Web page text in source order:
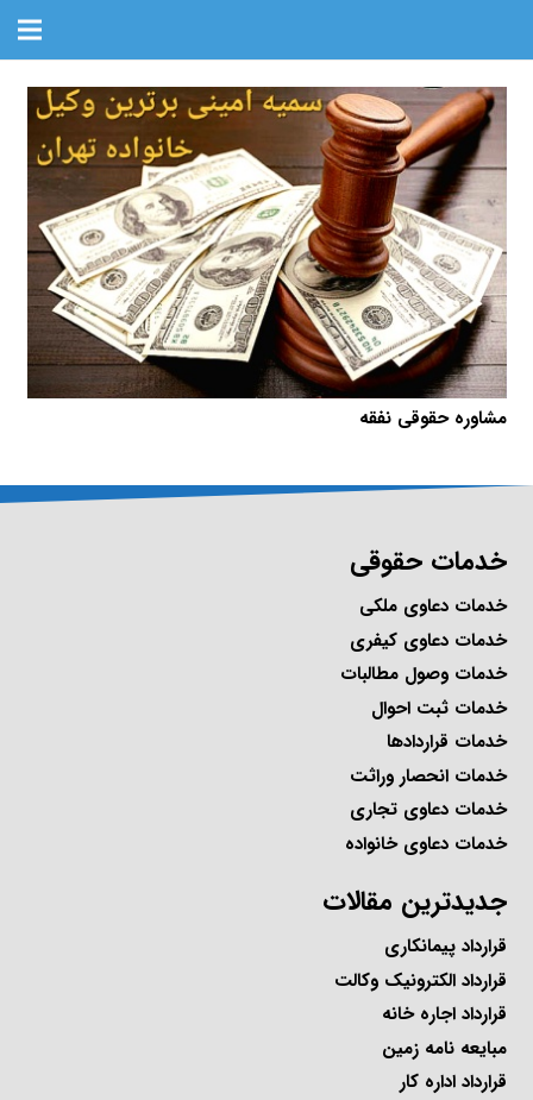
مشاوره حقوقی نفقه
خدمات حقوقی
خدمات دعاوی ملکی
خدمات دعاوی کیفری
خدمات وصول مطالبات
خدمات ثبت احوال
خدمات قراردادها
خدمات انحصار وراثت
خدمات دعاوی تجاری
خدمات دعاوی خانواده
جدیدترین مقالات
قرارداد پیمانکاری
قرارداد الکترونیک وکالت
قرارداد اجاره خانه
مبایعه نامه زمین
قرارداد اداره کار